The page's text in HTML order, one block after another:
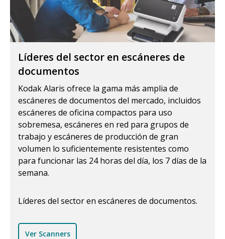
Líderes del sector en escáneres de
documentos
Kodak Alaris ofrece la gama más amplia de
escáneres de documentos del mercado, incluidos
escáneres de oficina compactos para uso
sobremesa, escáneres en red para grupos de
trabajo y escáneres de producción de gran
volumen lo suficientemente resistentes como
para funcionar las 24 horas del día, los 7 días de la
semana.
Líderes del sector en escáneres de documentos.
Ver Scanners